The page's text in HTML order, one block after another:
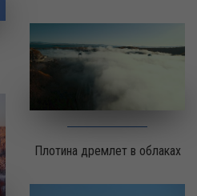
Плотина дремлет в облаках